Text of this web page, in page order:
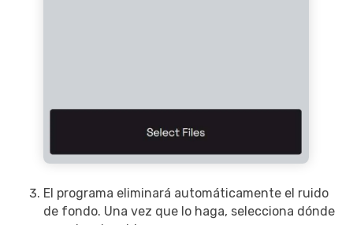
El programa eliminará automáticamente el ruido
de fondo. Una vez que lo haga, selecciona dónde